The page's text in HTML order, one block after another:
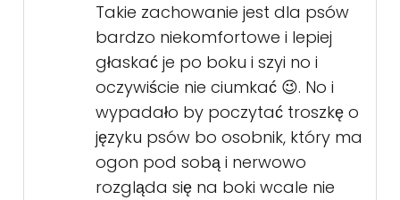
Takie zachowanie jest dla psów
bardzo niekomfortowe i lepiej
głaskać je po boku i szyi no i
oczywiście nie ciumkać 😉. No i
wypadało by poczytać troszkę o
języku psów bo osobnik, który ma
ogon pod sobą i nerwowo
rozgląda się na boki wcale nie